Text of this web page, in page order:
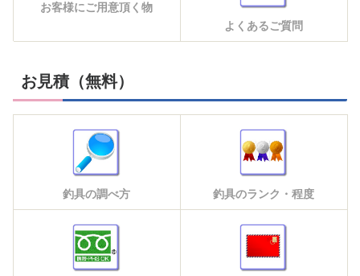
お客様にご用意頂く物
よくあるご質問
お見積（無料）
釣具の調べ方 釣具のランク・程度